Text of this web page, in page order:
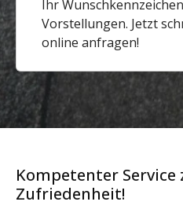
Ihr
Vorstellungen. Jetzt
online anfragen!
Kompetenter Service
Zufriedenheit!